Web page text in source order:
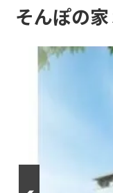
そんぽの